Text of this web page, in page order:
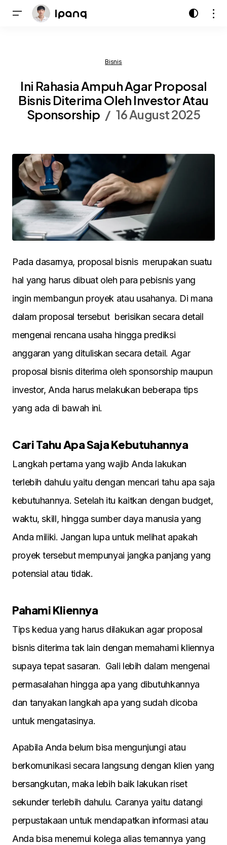
Bisnis
Ini Rahasia Ampuh Agar Proposal
Bisnis Diterima Oleh Investor Atau
Sponsorship
16 August 2025
Pada dasarnya, proposal bisnis merupakan suatu
hal yang harus dibuat oleh para pebisnis yang
ingin membangun proyek atau usahanya. Di mana
dalam proposal tersebut berisikan secara detail
mengenai rencana usaha hingga prediksi
anggaran yang dituliskan secara detail. Agar
proposal bisnis diterima oleh sponsorship maupun
investor, Anda harus melakukan beberapa tips
yang ada di bawah ini.
Cari Tahu Apa Saja Kebutuhannya
Langkah pertama yang wajib Anda lakukan
terlebih dahulu yaitu dengan mencari tahu apa saja
kebutuhannya. Setelah itu kaitkan dengan budget,
waktu, skill, hingga sumber daya manusia yang
Anda miliki. Jangan lupa untuk melihat apakah
proyek tersebut mempunyai jangka panjang yang
potensial atau tidak.
Pahami Kliennya
Tips kedua yang harus dilakukan agar proposal
bisnis diterima tak lain dengan memahami kliennya
supaya tepat sasaran. Gali lebih dalam mengenai
permasalahan hingga apa yang dibutuhkannya
dan tanyakan langkah apa yang sudah dicoba
untuk mengatasinya.
Apabila Anda belum bisa mengunjungi atau
berkomunikasi secara langsung dengan klien yang
bersangkutan, maka lebih baik lakukan riset
sekunder terlebih dahulu. Caranya yaitu datangi
perpustakaan untuk mendapatkan informasi atau
Anda bisa menemui kolega alias temannya yang